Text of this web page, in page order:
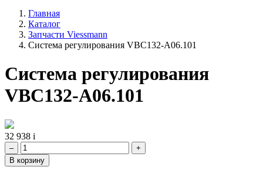
Главная
Каталог
Запчасти Viessmann
Система регулирования VBC132-A06.101
Система регулирования
VBC132-A06.101
32 938 i
–
+
В корзину